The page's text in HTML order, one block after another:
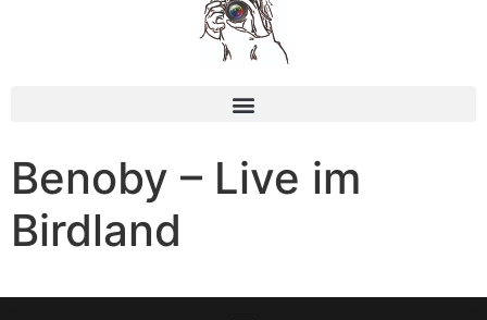
Benoby – Live im
Birdland